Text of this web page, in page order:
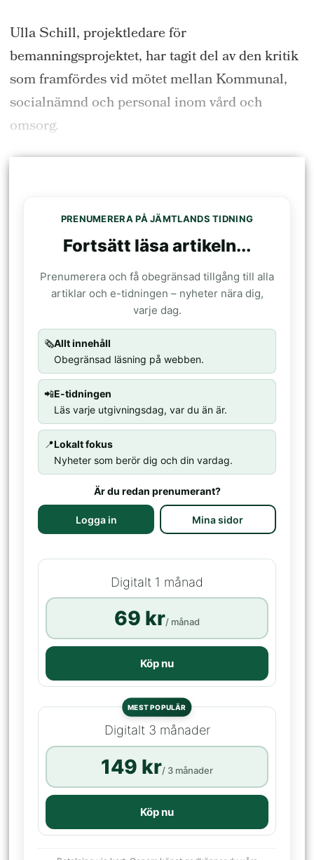
Ulla Schill, projektledare för
bemanningsprojektet, har tagit del av den kritik
som framfördes vid mötet mellan Kommunal,
socialnämnd och personal inom vård och
omsorg.
PRENUMERERA PÅ JÄMTLANDS TIDNING
Fortsätt läsa artikeln...
Prenumerera och få obegränsad tillgång till alla
artiklar och e-tidningen – nyheter nära dig,
varje dag.
🗞️Allt innehåll
Obegränsad läsning på webben.
📲E-tidningen
Läs varje utgivningsdag, var du än är.
📍Lokalt fokus
Nyheter som berör dig och din vardag.
Är du redan prenumerant?
Logga in Mina sidor
Digitalt 1 månad
69 kr/ månad
Köp nu
MEST POPULÄR
Digitalt 3 månader
149 kr/ 3 månader
Köp nu